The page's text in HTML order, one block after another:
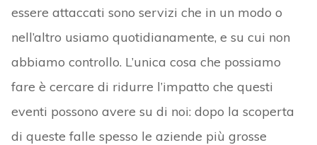
essere attaccati sono servizi che in un modo o
nell’altro usiamo quotidianamente, e su cui non
abbiamo controllo. L’unica cosa che possiamo
fare è cercare di ridurre l’impatto che questi
eventi possono avere su di noi: dopo la scoperta
di queste falle spesso le aziende più grosse